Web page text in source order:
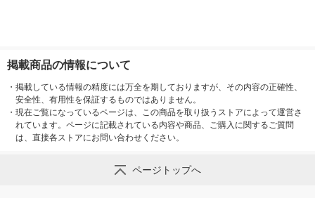
掲載商品の情報について
・ 掲載している情報の精度には万全を期しておりますが、その内容の正確性、
安全性、有用性を保証するものではありません。
・ 現在ご覧になっているページは、この商品を取り扱うストアによって運営さ
れています。ページに記載されている内容や商品、ご購入に関するご質問
は、直接各ストアにお問い合わせください。
ページトップへ